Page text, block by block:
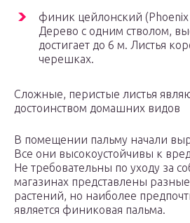
финик цейлонский (Phoenix
Дерево с одним стволом,
достигает до 6 м. Листья
черешках.
Сложные, перистые листья
достоинством домашних видов
В помещении пальму начали
Все они высокоустойчивы к
Не требовательны по уходу за
магазинах представлены
растений, но наиболее
является финиковая пальма.